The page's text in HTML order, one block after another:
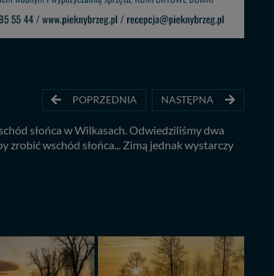
POPRZEDNIA NASTĘPNA
słońca w Wilkasach. Odwiedziliśmy dwa
zrobić wschód słońca... Zimą jednak wystarczy